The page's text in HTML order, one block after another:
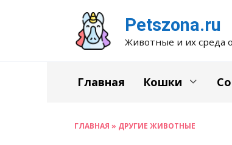
Petszona.ru
Животные и их среда
Главная Кошки
ГЛАВНАЯ » ДРУГИЕ ЖИВОТНЫЕ